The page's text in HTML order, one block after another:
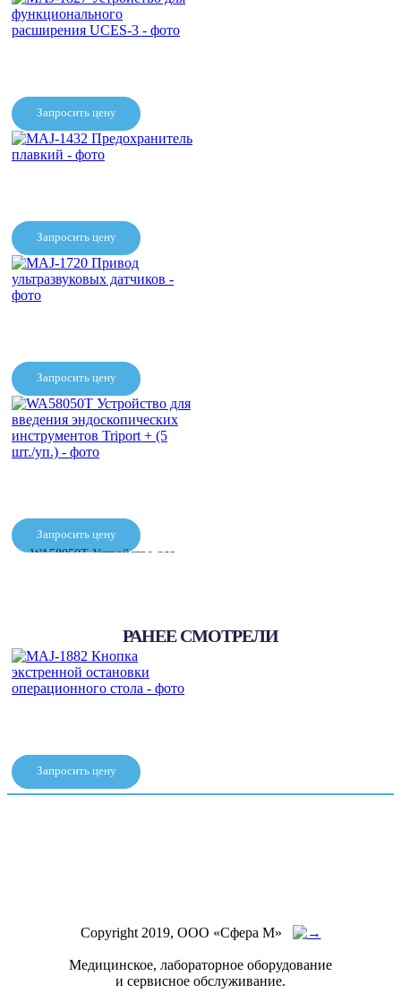
#DU# Декодер SD+HD VNS
WD18141A
MAJ-1827 Устройство для
функционального
Запросить цену
MAJ-1432 Предохранитель
Запросить цену
MAJ-1720 Привод
ультразвуковых датчиков
Запросить цену
WA58050T Устройство для
Запросить цену
РАНЕЕ СМОТРЕЛИ
Запросить цену
Copyright 2019, ООО «Сфера М»
Медицинское, лабораторное оборудование
и сервисное обслуживание.